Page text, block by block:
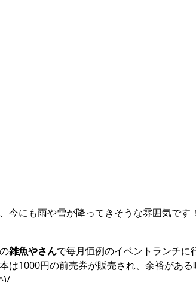
今にも雨や雪が降ってきそうな雰囲気です！
雑魚やさんで毎月恒例のイベントランチ
は1000円の前売券が販売され、余裕があ